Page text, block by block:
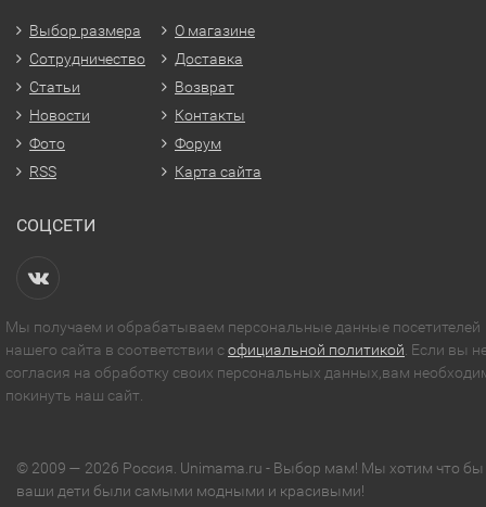
Выбор размера
Сотрудничество
Статьи
Новости
Фото
RSS
О магазине
Доставка
Возврат
Контакты
Форум
Карта сайта
СОЦСЕТИ
Мы получаем и обрабатываем персональные данные посетителей
нашего сайта в соответствии софициальной политикой . Если вы
согласия на обработку своих персональных данных,вам
покинуть наш сайт.
© 2009 — 2026 Россия. Unimama.ru - Выбор мам! Мы хотим что бы
ваши дети были самыми модными и красивыми!